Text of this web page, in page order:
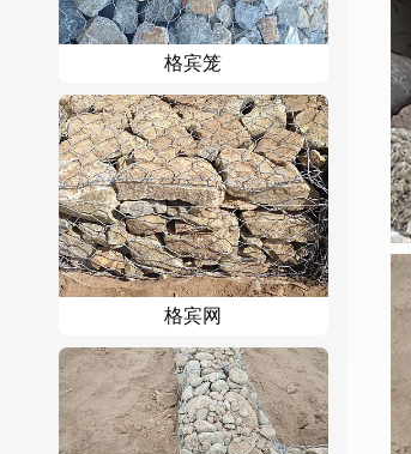
格宾笼
格宾网